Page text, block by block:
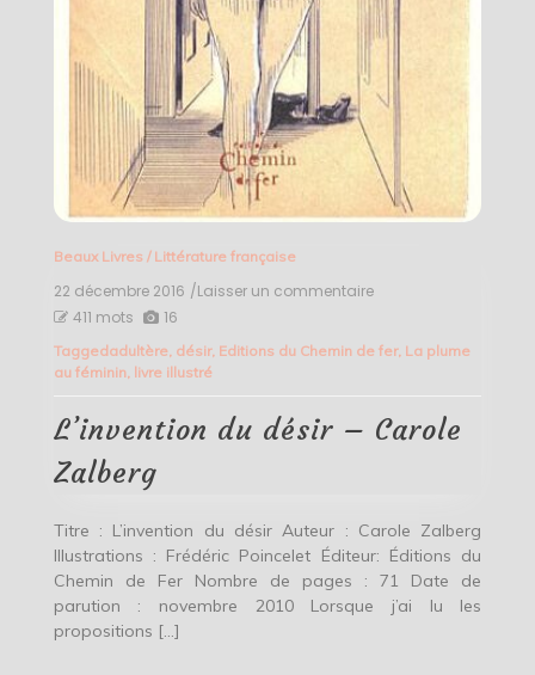
Beaux Livres / Littérature française
22 décembre 2016 /Laisser un commentaireon
désir
Zalberg
411 mots 16
Taggedadultère, désir, Editions du Chemin de fer, La plume
au féminin, livre illustré
L’invention du désir – Carole
Zalberg
Titre : L’invention du désir Auteur : Carole Zalberg
Illustrations : Frédéric Poincelet Éditeur: Éditions du
Chemin de Fer Nombre de pages : 71 Date de
parution : novembre 2010 Lorsque j’ai lu les
propositions […]